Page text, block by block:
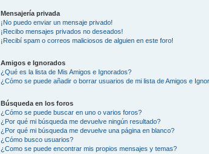
Mensajería privada
¡No puedo enviar un mensaje privado!
¡Recibo mensajes privados no deseados!
¡Recibí spam o correos maliciosos de alguien en este foro!
Amigos e Ignorados
¿Qué es la lista de Mis Amigos e Ignorados?
¿Cómo se puede añadir o borrar usuarios de mi lista de Amigos e
Búsqueda en los foros
¿Cómo se puede buscar en uno o varios foros?
¿Por qué mi búsqueda me devuelve ningún resultado?
¿Por qué mi búsqueda me devuelve una página en blanco?
¿Cómo busco usuarios?
¿Como se puede encontrar mis propios mensajes y temas?